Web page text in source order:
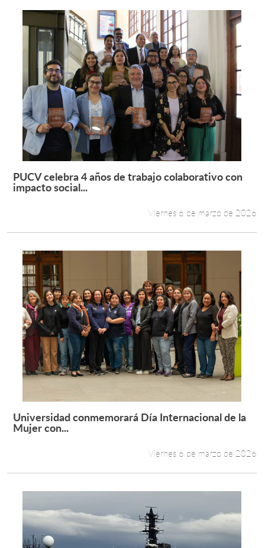
Leer más +
PUCV celebra 4 años de trabajo colaborativo con
impacto social...
Viernes 6 de marzo de 2026
Leer más +
Universidad conmemorará Día Internacional de la
Mujer con...
Viernes 6 de marzo de 2026